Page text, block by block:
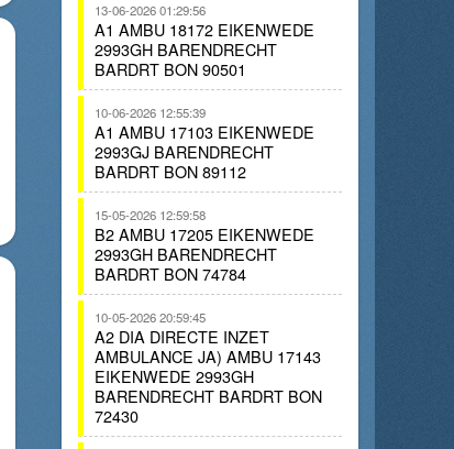
13-06-2026 01:29:56
A1 AMBU 18172 EIKENWEDE
2993GH BARENDRECHT
BARDRT BON 90501
10-06-2026 12:55:39
A1 AMBU 17103 EIKENWEDE
2993GJ BARENDRECHT
BARDRT BON 89112
15-05-2026 12:59:58
B2 AMBU 17205 EIKENWEDE
2993GH BARENDRECHT
BARDRT BON 74784
10-05-2026 20:59:45
A2 DIA DIRECTE INZET
AMBULANCE JA) AMBU 17143
EIKENWEDE 2993GH
BARENDRECHT BARDRT BON
72430